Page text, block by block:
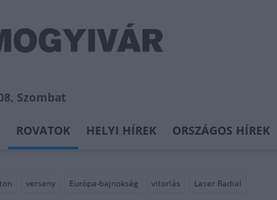
Szombat
ROVATOK HELYI HÍREK ORSZÁGOS HÍREK
verseny Európa-bajnokság vitorlás Laser Radial